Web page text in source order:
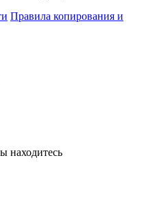
Правила копирования и
находитесь